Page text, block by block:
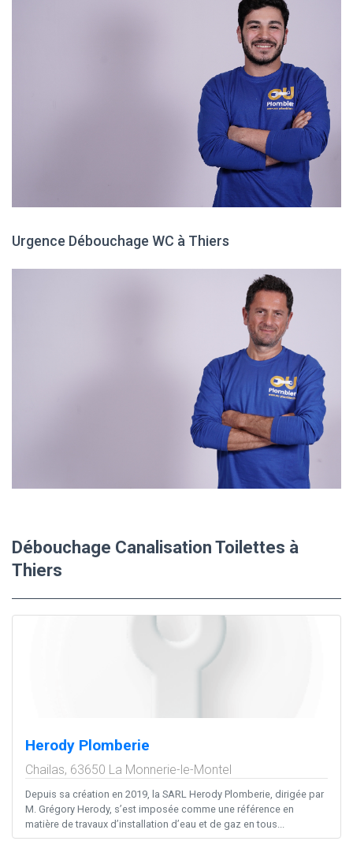
Urgence Débouchage WC à Thiers
Débouchage Canalisation Toilettes à
Thiers
Herody Plomberie
Chailas, 63650 La Monnerie-le-Montel
Depuis sa création en 2019, la SARL Herody Plomberie, dirigée par
M. Grégory Herody, s’est imposée comme une référence en
matière de travaux d’installation d’eau et de gaz en tous...